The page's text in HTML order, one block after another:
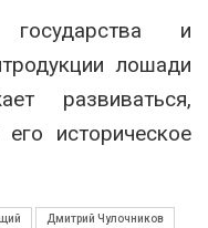
и
лошади
развиваться,
историческое
Дмитрий Чулочников